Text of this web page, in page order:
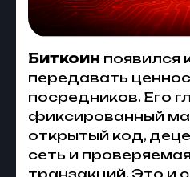
Биткоин появился
передавать
посредников. Его
фиксированный
открытый код,
сеть и
транзакций. Это и